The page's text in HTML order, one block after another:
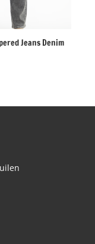
Jeans Denim